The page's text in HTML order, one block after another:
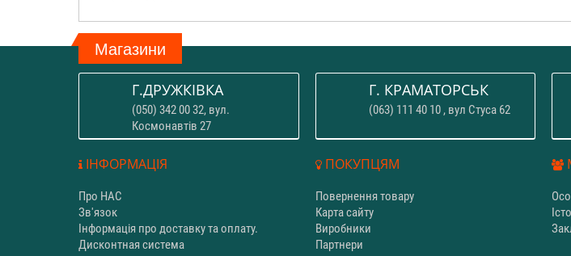
Магазини
Г.ДРУЖКІВКА
(050) 342 00 32, вул.
Космонавтів 27
Г. КРАМАТОРСЬК
(063) 111 40 10 , вул Стуса 62
ІНФОРМАЦІЯ
Про НАС
Зв'язок
Інформація про доставку та оплату.
Дисконтная система
ПОКУПЦЯМ
Повернення товару
Карта сайту
Виробники
Партнери